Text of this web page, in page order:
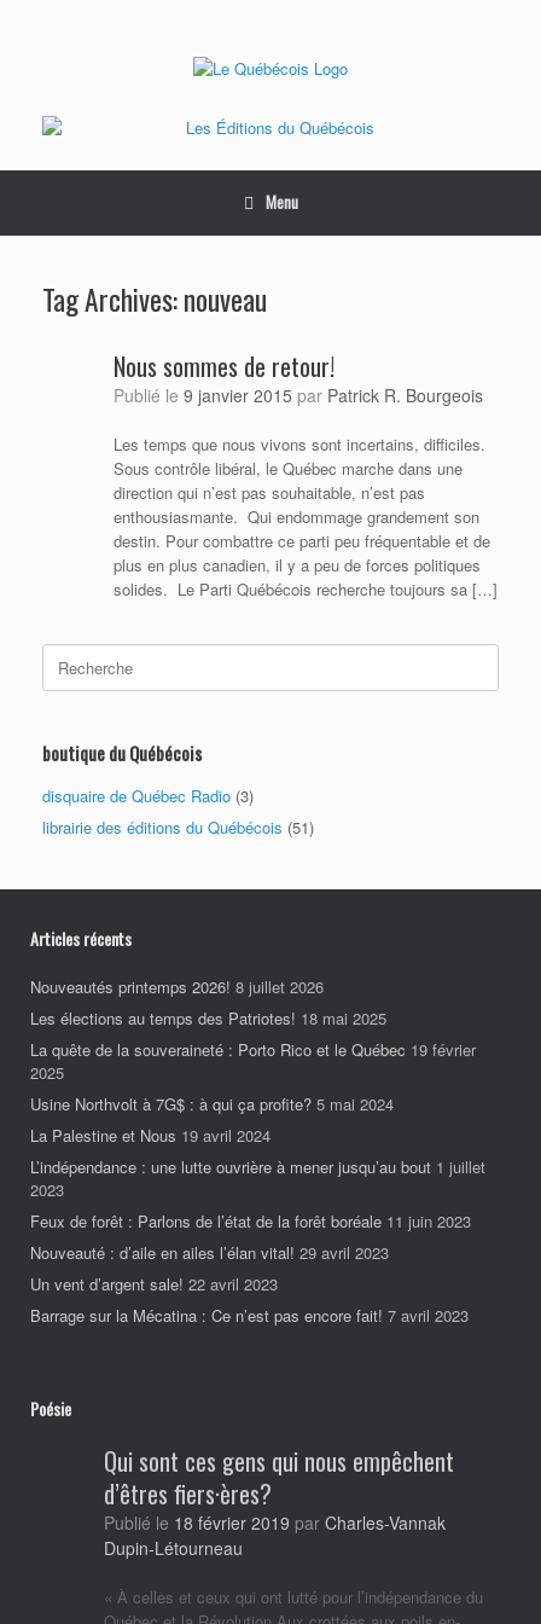
Menu
Tag Archives:nouveau
Nous sommes de retour!
Publié le 9 janvier 2015 par Patrick R. Bourgeois
Les temps que nous vivons sont incertains, difficiles.
Sous contrôle libéral, le Québec marche dans une
direction qui n’est pas souhaitable, n’est pas
enthousiasmante. Qui endommage grandement son
destin. Pour combattre ce parti peu fréquentable et de
plus en plus canadien, il y a peu de forces politiques
solides. Le Parti Québécois recherche toujours sa […]
Search
for:
boutique du Québécois
disquaire de Québec Radio (3)
librairie des éditions du Québécois (51)
Articles récents
Nouveautés printemps 2026! 8 juillet 2026
Les élections au temps des Patriotes! 18 mai 2025
La quête de la souveraineté : Porto Rico et le Québec 19 février
2025
Usine Northvolt à 7G$ : à qui ça profite? 5 mai 2024
La Palestine et Nous 19 avril 2024
L’indépendance : une lutte ouvrière à mener jusqu’au bout 1 juillet
2023
Feux de forêt : Parlons de l’état de la forêt boréale 11 juin 2023
Nouveauté : d’aile en ailes l’élan vital! 29 avril 2023
Un vent d’argent sale! 22 avril 2023
Barrage sur la Mécatina : Ce n’est pas encore fait! 7 avril 2023
Poésie
Qui sont ces gens qui nous empêchent
d’êtres fiers·ères?
Publié le 18 février 2019 par Charles-Vannak
Dupin-Létourneau
« À celles et ceux qui ont lutté pour l’indépendance du